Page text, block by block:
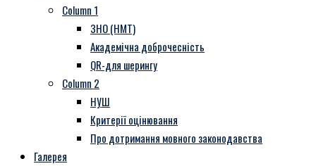
Column 1
ЗНО (НМТ)
Академічна доброчесність
QR-для шерингу
Column 2
НУШ
Критерії оцінювання
Про дотримання мовного законодавства
Галерея